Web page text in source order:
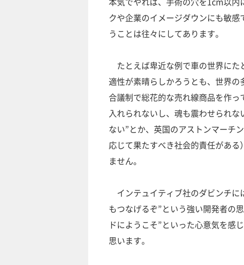
クや企業のイメージダウンにも敏
うことは往々にしてあります。
たとえば卑近な例で車の世界にた
適性が素晴らしかろうとも、世界
合議制で総花的な売れ線商品を作
入れられないし、魂も震わせられ
ない”とか、英国のアストンマーチ
応じて果たすべき社会的責任があ
ません。
インテュイティブ社のダビンチに
もつなげるぞ”という強い開発者の
ドにようこそ”といった心意気を感
思います。